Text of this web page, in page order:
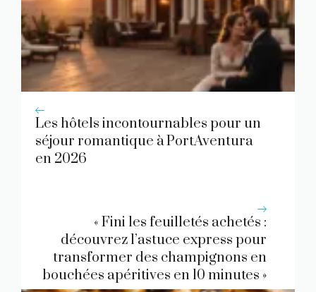
Les hôtels incontournables pour un
séjour romantique à PortAventura
en 2026
« Fini les feuilletés achetés :
découvrez l’astuce express pour
transformer des champignons en
bouchées apéritives en 10 minutes »